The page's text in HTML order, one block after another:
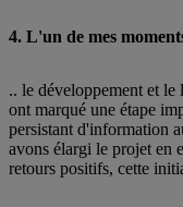
4. L'un de mes
.. le développement et
ont marqué une étape
persistant d'information
avons élargi le projet en
retours positifs, cette